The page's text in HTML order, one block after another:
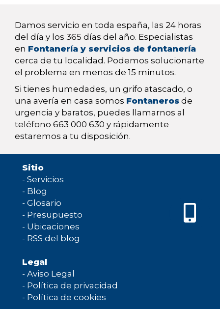
Damos servicio en toda españa, las 24 horas
del día y los 365 días del año. Especialistas
en Fontanería y servicios de fontanería
cerca de tu localidad. Podemos solucionarte
el problema en menos de 15 minutos.
Si tienes humedades, un grifo atascado, o
una avería en casa somos Fontaneros de
urgencia y baratos, puedes llamarnos al
teléfono 663 000 630 y rápidamente
estaremos a tu disposición.
Sitio
- Servicios
- Blog
- Glosario
- Presupuesto
- Ubicaciones
- RSS del blog
Legal
- Aviso Legal
- Política de privacidad
- Política de cookies